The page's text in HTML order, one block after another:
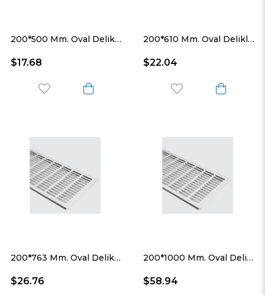
200*500 Mm. Oval Delikli Alüminyum Havalandırma Menfezi
$17.68
200*610 Mm. Oval Delikli Alüminyum Havalandırma Menfezi
$22.04
200*763 Mm. Oval Delikli Alüminyum Havalandırma Menfezi
$26.76
200*1000 Mm. Oval Delikli Alüminyum Havalandırma Menfezi
$58.94